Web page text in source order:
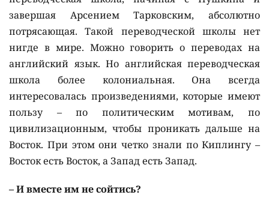
завершая Арсением Тарковским, абсолютно
потрясающая. Такой переводческой школы нет
нигде в мире. Можно говорить о переводах на
английский язык. Но английская переводческая
школа более колониальная. Она всегда
интересовалась произведениями, которые имеют
пользу – по политическим мотивам, по
цивилизационным, чтобы проникать дальше на
Восток. При этом они четко знали по Киплингу –
Восток есть Восток, а Запад есть Запад.
– И вместе им не сойтись?